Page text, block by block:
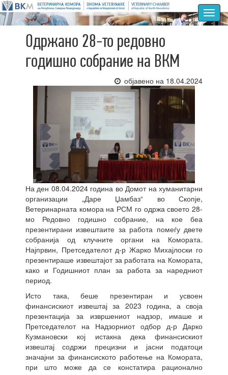
Одржано 28-то редовно
годишно собрание на ВКМ
објавено на 18.04.2024
На ден 08.04.2024 година во Домот на хуманитарни
организации „Даре Џамбаз“ во Скопје,
Ветеринарната комора на РСМ го одржа своето 28-
мо Редовно годишно собрание, на кое беа
презентирани извештаите за работа помеѓу двете
собранија од клучните органи на Комората.
Најпрвин, Претседателот д-р Жарко Михајлоски го
презентираше извештајот за работата на Комората,
како и Годишниот план за работа за наредниот
период.
Исто така, беше презентиран и усвоен
финансискиот извештај за 2023 година, а своја
презентација за извршениот надзор, имаше и
Претседателот на Надзорниот одбор д-р Дарко
Кузмановски кој истакна дека финансискиот
извештај содржи прецизни и јасни податоци
значајни за финансиското работење на Комората,
при што може да се констатира рационално